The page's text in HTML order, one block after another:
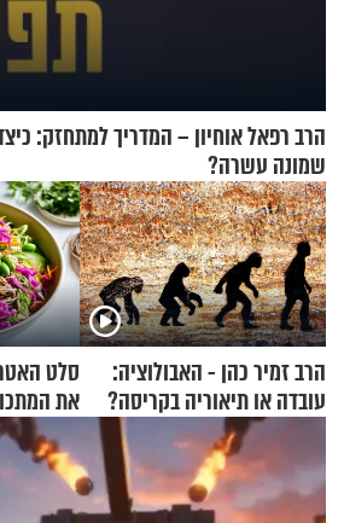
הרב רפאל אוחיון – המדריך למתחזק:
שמונה עשרה?
הרב זמיר כהן - האבולוציה:
עובדה או תיאוריה בקריסה?
סלט
את
להגשת